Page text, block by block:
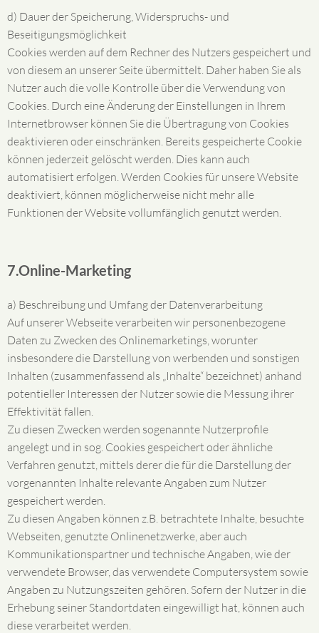
d) Dauer der Speicherung, Widerspruchs- und
Beseitigungsmöglichkeit
Cookies werden auf dem Rechner des Nutzers gespeichert und
von diesem an unserer Seite übermittelt. Daher haben Sie als
Nutzer auch die volle Kontrolle über die Verwendung von
Cookies. Durch eine Änderung der Einstellungen in Ihrem
Internetbrowser können Sie die Übertragung von Cookies
deaktivieren oder einschränken. Bereits gespeicherte Cookie
können jederzeit gelöscht werden. Dies kann auch
automatisiert erfolgen. Werden Cookies für unsere Website
deaktiviert, können möglicherweise nicht mehr alle
Funktionen der Website vollumfänglich genutzt werden.
7.Online-Marketing
a) Beschreibung und Umfang der Datenverarbeitung
Auf unserer Webseite verarbeiten wir personenbezogene
Daten zu Zwecken des Onlinemarketings, worunter
insbesondere die Darstellung von werbenden und sonstigen
Inhalten (zusammenfassend als „Inhalte“ bezeichnet) anhand
potentieller Interessen der Nutzer sowie die Messung ihrer
Effektivität fallen.
Zu diesen Zwecken werden sogenannte Nutzerprofile
angelegt und in sog. Cookies gespeichert oder ähnliche
Verfahren genutzt, mittels derer die für die Darstellung der
vorgenannten Inhalte relevante Angaben zum Nutzer
gespeichert werden.
Zu diesen Angaben können z.B. betrachtete Inhalte, besuchte
Webseiten, genutzte Onlinenetzwerke, aber auch
Kommunikationspartner und technische Angaben, wie der
verwendete Browser, das verwendete Computersystem sowie
Angaben zu Nutzungszeiten gehören. Sofern der Nutzer in die
Erhebung seiner Standortdaten eingewilligt hat, können auch
diese verarbeitet werden.